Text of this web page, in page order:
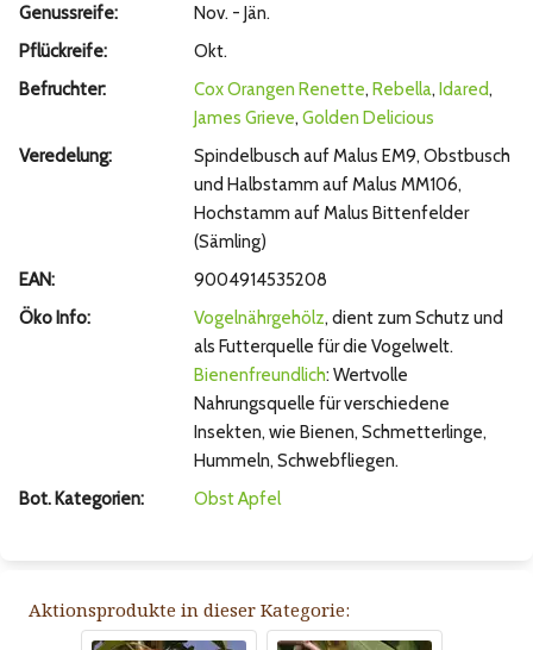
Genussreife:
Nov. - Jän.
Pflückreife:
Okt.
Befruchter:
Cox Orangen Renette, Rebella, Idared,
James Grieve, Golden Delicious
Veredelung:
Spindelbusch auf Malus EM9, Obstbusch
und Halbstamm auf Malus MM106,
Hochstamm auf Malus Bittenfelder
(Sämling)
EAN:
9004914535208
Öko Info:
Vogelnährgehölz, dient zum Schutz und
als Futterquelle für die Vogelwelt.
Bienenfreundlich: Wertvolle
Nahrungsquelle für verschiedene
Insekten, wie Bienen, Schmetterlinge,
Hummeln, Schwebfliegen.
Bot. Kategorien:
ObstApfel
Aktionsprodukte in dieser Kategorie: